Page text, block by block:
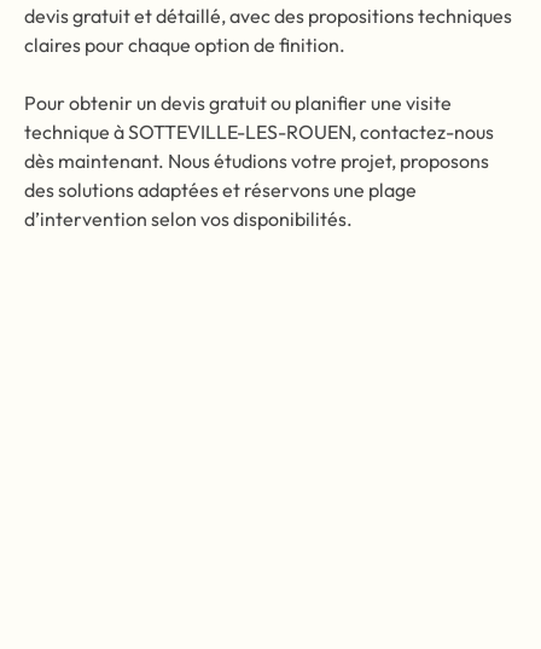
devis gratuit et détaillé, avec des propositions techniques
claires pour chaque option de finition.
Pour obtenir un devis gratuit ou planifier une visite
technique à SOTTEVILLE-LES-ROUEN, contactez-nous
dès maintenant. Nous étudions votre projet, proposons
des solutions adaptées et réservons une plage
d’intervention selon vos disponibilités.